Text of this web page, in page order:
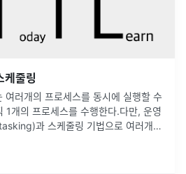
케줄링
여러개의 프로세스를 동시에 실행할 수
1개의 프로세스를 수행한다.다만, 운영
과 스케줄링 기법으로 여러개의